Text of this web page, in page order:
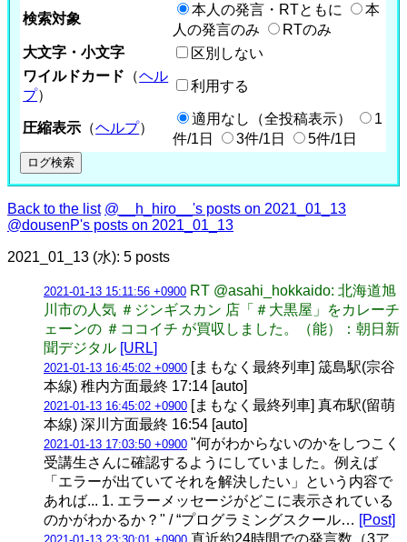
検索対象
本人の発言・RTともに
本
人の発言のみ
RTのみ
大文字・小文字
区別しない
ワイルドカード （ヘル
プ）
利用する
圧縮表示 （ヘルプ）
適用なし（全投稿表示）
1
件/1日
3件/1日 5件/1日
Back to the list @__h_hiro__'s posts on 2021_01_13
@dousenP's posts on 2021_01_13
2021_01_13 (水): 5 posts
2021-01-13 15:11:56 +0900 RT @asahi_hokkaido: 北海道旭
川市の人気 ＃ジンギスカン 店「＃大黒屋」をカレーチ
ェーンの ＃ココイチ が買収しました。（能）：朝日新
聞デジタル [URL]
2021-01-13 16:45:02 +0900 [まもなく最終列車] 筬島駅(宗谷
本線) 稚内方面最終 17:14 [auto]
2021-01-13 16:45:02 +0900 [まもなく最終列車] 真布駅(留萌
本線) 深川方面最終 16:54 [auto]
2021-01-13 17:03:50 +0900 "何がわからないのかをしつこく
受講生さんに確認するようにしていました。例えば
「エラーが出ていてそれを解決したい」という内容で
あれば... 1. エラーメッセージがどこに表示されている
のかがわかるか？" / “プログラミングスクール… [Post]
直近約24時間での発言数（3ア